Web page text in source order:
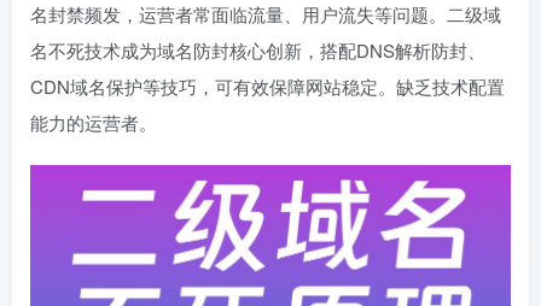
名封禁频发，运营者常面临流量、用户流失等问题。二级域
名不死技术成为域名防封核心创新，搭配DNS解析防封、
CDN域名保护等技巧，可有效保障网站稳定。缺乏技术配置
能力的运营者。